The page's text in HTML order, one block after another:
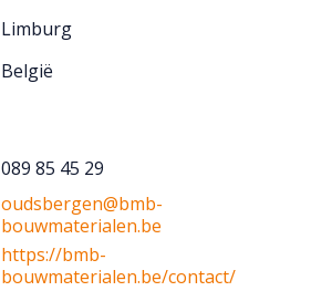
Limburg
België
089 85 45 29
oudsbergen@bmb-
bouwmaterialen.be
https://bmb-
bouwmaterialen.be/contact/